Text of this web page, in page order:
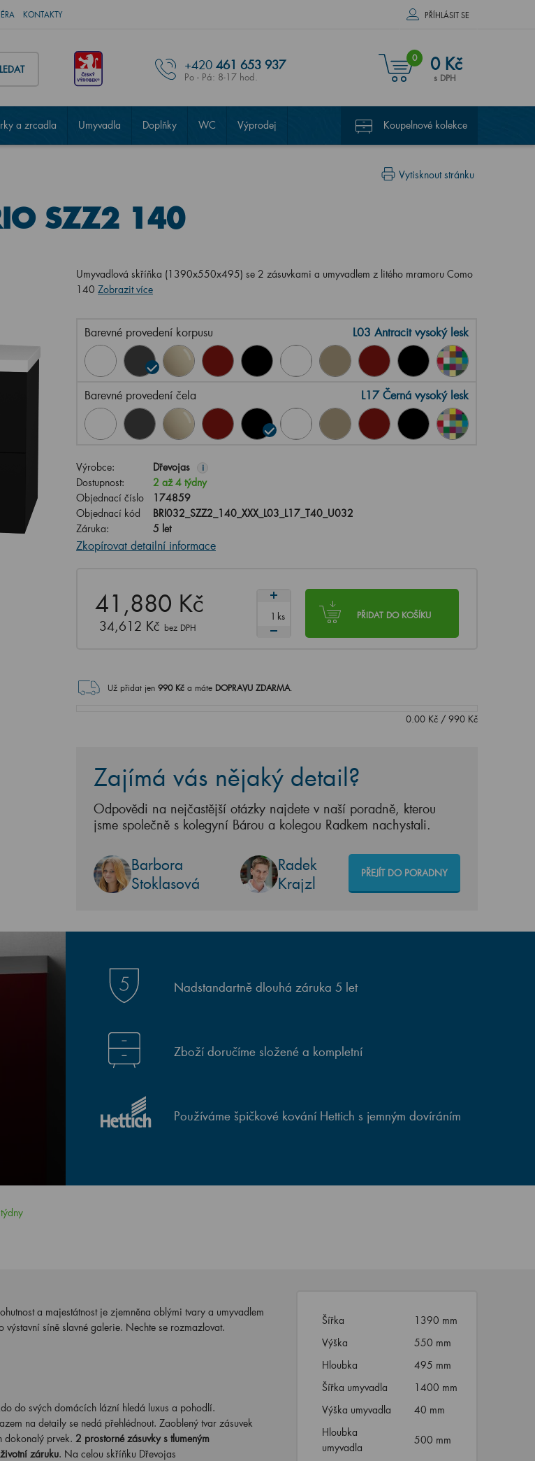
KONTAKTY PŘÍHLÁSIT SE
+420 461 653 937
Po - Pá: 8-17 hod.
0 0 Kč
s DPH
a zrcadla Umyvadla Doplňky WC Výprodej Koupelnové kolekce
Vytisknout stránku
SZZ2 140
Umyvadlová skříňka (1390x550x495) se 2 zásuvkami a umyvadlem z litého mramoru Como
140 Zobrazit více
Barevné provedení korpusu L03 Antracit vysoký lesk
Barevné provedení čela L17 Černá vysoký lesk
Výrobce: Dřevojas i
Dostupnost:
2 až 4 týdny
Objednací číslo
174859
Objednací kód
BRI032_SZZ2_140_XXX_L03_L17_T40_U032
Záruka:
5 let
Zkopírovat detailní informace
41,880 Kč
34,612 Kč bez DPH
PŘIDAT DO KOŠÍKU
ks
Už přidat jen 990Kč a máte DOPRAVU ZDARMA.
0.00Kč/ 990Kč
Zajímá vás nějaký detail?
Odpovědi na nejčastější otázky najdete v naší poradně, kterou
jsme společně s kolegyní Bárou a kolegou Radkem nachystali.
Barbora
Stoklasová
Radek
Krajzl
PŘEJÍT DO PORADNY
Nadstandartně dlouhá záruka 5 let
Zboží doručíme složené a kompletní
Používáme špičkové kování Hettich s jemným dovíráním
a majestátnost je zjemněna oblými tvary a umyvadlem
síně slavné galerie. Nechte se rozmazlovat.
do svých domácích lázní hledá luxus a pohodlí.
na detaily se nedá přehlédnout. Zaoblený tvar zásuvek
dokonalý prvek. 2 prostorné zásuvky s tlumeným
záruku. Na celou skříňku Dřevojas
Šířka
1390 mm
Výška
550 mm
Hloubka
495 mm
Šířka umyvadla
1400 mm
Výška umyvadla
40 mm
Hloubka
umyvadla
500 mm